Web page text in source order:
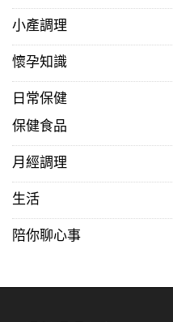
小產調理
懷孕知識
日常保健
保健食品
月經調理
生活
陪你聊心事